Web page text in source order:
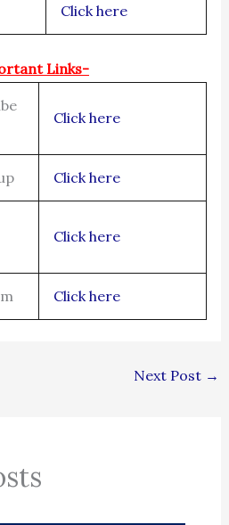
Click here
Links-
Click here
Click here
Click here
Click here
Next Post →